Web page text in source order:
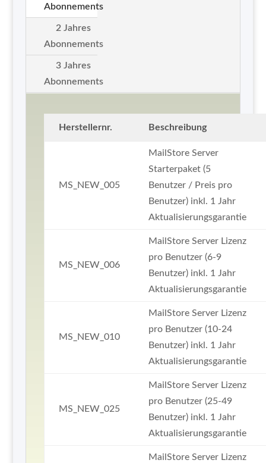
Abonnements
2 Jahres
Abonnements
3 Jahres
Abonnements
Herstellernr. Beschreibung
MS_NEW_005
MailStore Server
Starterpaket (5
Benutzer / Preis pro
Benutzer) inkl. 1 Jahr
Aktualisierungsgarantie
MS_NEW_006
MailStore Server Lizenz
pro Benutzer (6-9
Benutzer) inkl. 1 Jahr
Aktualisierungsgarantie
MS_NEW_010
MailStore Server Lizenz
pro Benutzer (10-24
Benutzer) inkl. 1 Jahr
Aktualisierungsgarantie
MS_NEW_025
MailStore Server Lizenz
pro Benutzer (25-49
Benutzer) inkl. 1 Jahr
Aktualisierungsgarantie
MailStore Server Lizenz